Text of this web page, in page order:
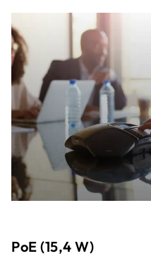
PoE (15,4 W)